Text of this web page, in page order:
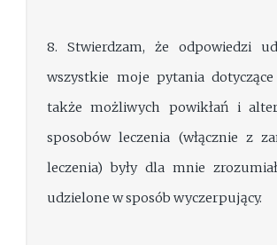
8. Stwierdzam, że odpowiedzi
wszystkie moje pytania
także możliwych powikłań i
sposobów leczenia (włącznie z
leczenia) były dla mnie
udzielone w sposób wyczerpujący.